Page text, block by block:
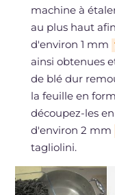
machine à
au plus haut
d'environ 1 mm
ainsi obtenues
de blé dur
la feuille en
découpez-les
d'environ 2 mm
tagliolini.